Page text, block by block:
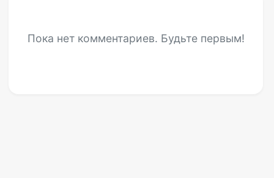
Пока нет комментариев. Будьте первым!